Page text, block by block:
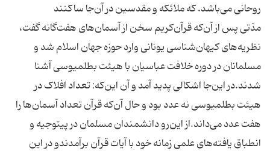
روحانی می‌باشد. که ملائکه و مقدسین در آن‌جا ساکنند
مدّتی پس از آن‌که قرآن‌کریم سخن از آسمان‌های هفت‌گانه گفت،
نظریه‌های کیهان‌شناسی یونانی وارد حوزه جهان اسلام شد و
مسلمانان در دوره خلافت عباسیان با هیئت بطلمیوسی آشنا
شدند.در این‌جا اشکالی پدید آمد و آن این‌که: تعداد افلاک در
هیئت بطلمیوسی نه عدد بود و حال آن‌که قرآن تعداد آسمان‌ها را
هفت عدد می‌داند.از این‌رو دانشمندان مسلمان در پیتوجیه و
انطباق یافته‌های علمی زمانه خود با آیات قرآن برآمدندو در این